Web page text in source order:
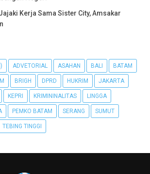
Kerja Sama Sister City, Amsakar
ADVETORIAL ASAHAN BALI BATAM
BRIGH DPRD HUKRIM JAKARTA
KEPRI KRIMININALITAS LINGGA
PEMKO BATAM SERANG SUMUT
TEBING TINGGI